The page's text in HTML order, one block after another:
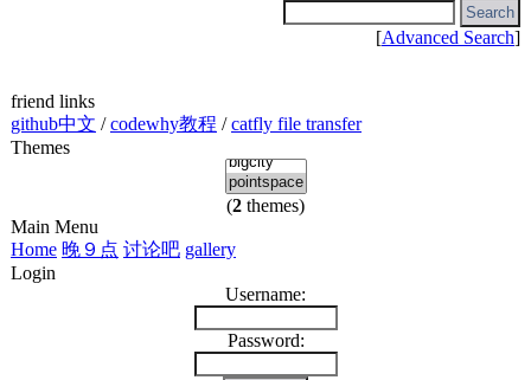
[Advanced Search]
friend links
github中文 /codewhy教程 /catfly file transfer
Themes
(2 themes)
Main Menu
Home 晚９点 讨论吧 gallery
Login
Username:
Password: